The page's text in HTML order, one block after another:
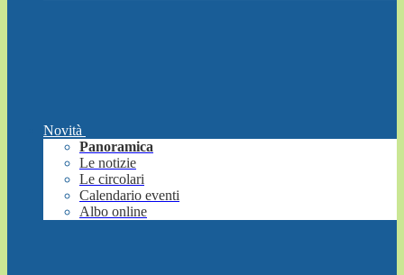
Novità
Panoramica
Le notizie
Le circolari
Calendario eventi
Albo online